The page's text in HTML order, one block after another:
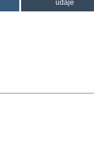
údaje